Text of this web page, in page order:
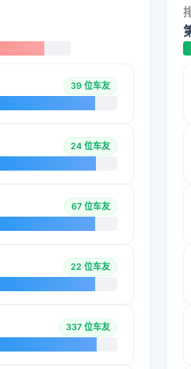
39 位车友
24 位车友
67 位车友
22 位车友
337 位车友